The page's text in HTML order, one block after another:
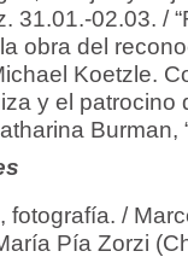
31.01.-02.03. /
obra del
Koetzle.
y el patrocino
Burman,
fotografía. /
Pía Zorzi